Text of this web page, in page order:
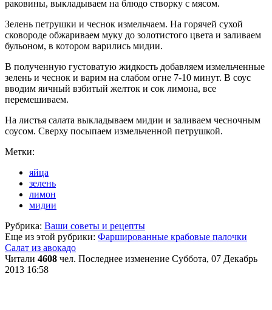
раковины, выкладываем на блюдо створку с мясом.
Зелень петрушки и чеснок измельчаем. На горячей сухой
сковороде обжариваем муку до золотистого цвета и заливаем
бульоном, в котором варились мидии.
В полученную густоватую жидкость добавляем измельченные
зелень и чеснок и варим на слабом огне 7-10 минут. В соус
вводим яичный взбитый желток и сок лимона, все
перемешиваем.
На листья салата выкладываем мидии и заливаем чесночным
соусом. Сверху посыпаем измельченной петрушкой.
Метки:
яйца
зелень
лимон
мидии
Рубрика: Ваши советы и рецепты
Еще из этой рубрики: Фаршированные крабовые палочки
Салат из авокадо
Читали 4608 чел. Последнее изменение Суббота, 07 Декабрь
2013 16:58